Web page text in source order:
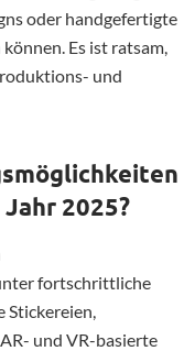
oder handgefertigte
Es ist ratsam,
und
2025?
fortschrittliche
und VR-basierte